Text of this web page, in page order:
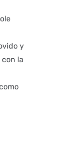
y
la